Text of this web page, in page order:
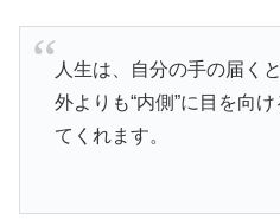
人生は、自分の手の届く
外よりも“内側”に目を向
てくれます。